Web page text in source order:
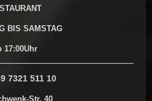
BIS SAMSTAG
17:00Uhr
7321 511 10
Str. 40